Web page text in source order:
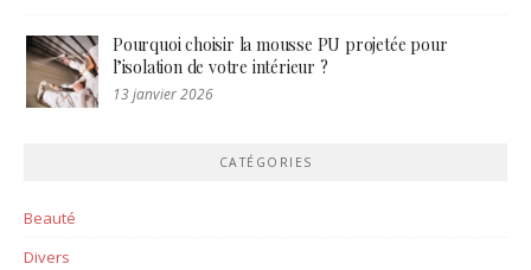
Pourquoi choisir la mousse PU projetée pour
l’isolation de votre intérieur ?
13 janvier 2026
CATÉGORIES
Beauté
Divers